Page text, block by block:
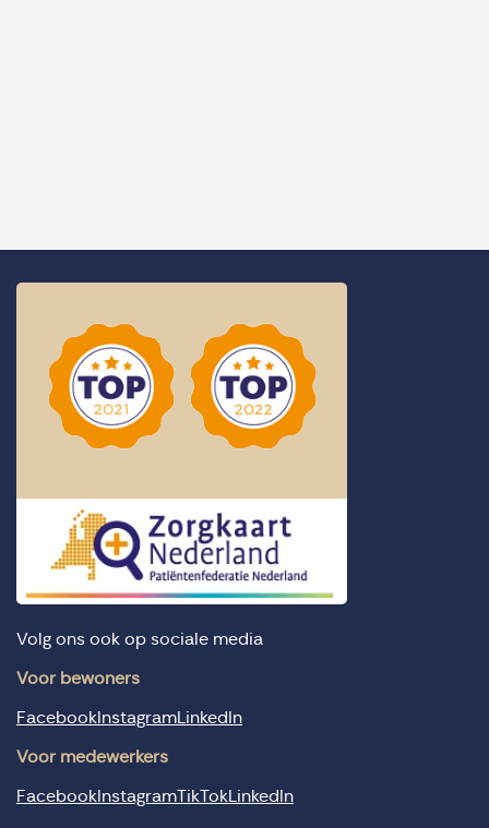
Volg ons ook op sociale media
Voor bewoners
Facebook Instagram LinkedIn
Voor medewerkers
Facebook InstagramTikTok LinkedIn